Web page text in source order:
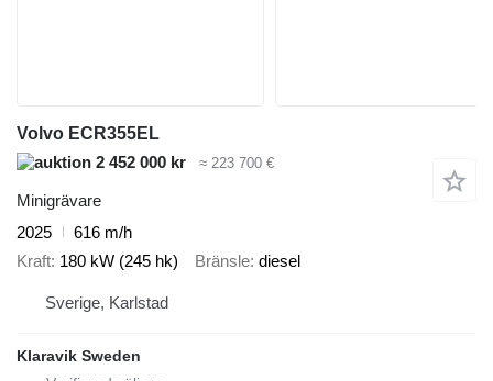
Volvo ECR355EL
2 452 000 kr
≈ 223 700 €
Minigrävare
2025
616 m/h
Kraft 180 kW (245 hk) Bränsle diesel
Sverige, Karlstad
Klaravik Sweden